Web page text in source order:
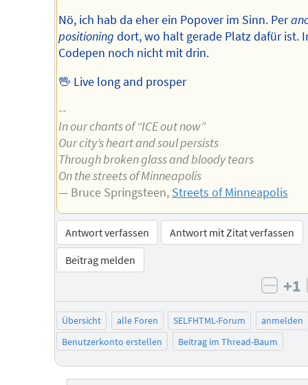
Nö, ich hab da eher ein Popover im Sinn. Per
positioning dort, wo halt gerade Platz dafür ist.
Codepen noch nicht mit drin.
🖖 Live long and prosper
--
In our chants of “ICE out now”
Our city’s heart and soul persists
Through broken glass and bloody tears
On the streets of Minneapolis
— Bruce Springsteen, Streets of Minneapolis
Antwort verfassen
Antwort mit Zitat verfassen
Beitrag melden
+1
Übersicht alle Foren SELFHTML-Forum
anmelden
Benutzerkonto erstellen
Beitrag im Thread-Baum